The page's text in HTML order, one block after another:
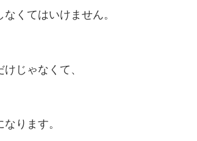
くてはいけません。
じゃなくて、
ります。